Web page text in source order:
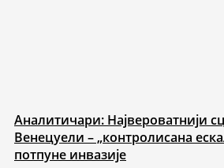
Аналитичари: Највероватнији
Венецуели – „контролисана
потпуне инвазије